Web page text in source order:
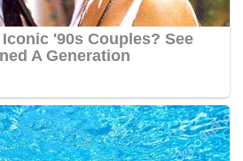
melemahkan dan memusnahkan
daripada keseluruhan sarang
dan membakar koloni yang